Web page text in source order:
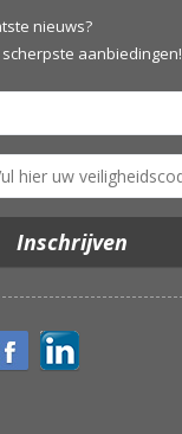
nieuws?
aanbiedingen!